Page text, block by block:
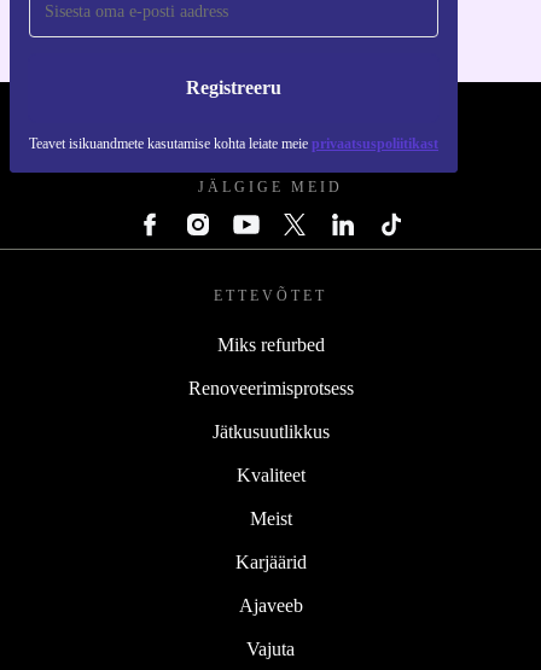
Registreeru
Teavet isikuandmete kasutamise kohta leiate meie privaatsuspoliitikast
JÄLGIGE MEID
ETTEVÕTET
Miks refurbed
Renoveerimisprotsess
Jätkusuutlikkus
Kvaliteet
Meist
Karjäärid
Ajaveeb
Vajuta